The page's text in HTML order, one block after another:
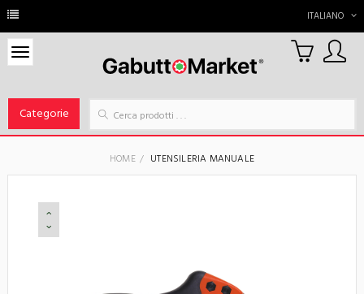
ITALIANO
Categorie
0
Carrello
HOME UTENSILERIA MANUALE